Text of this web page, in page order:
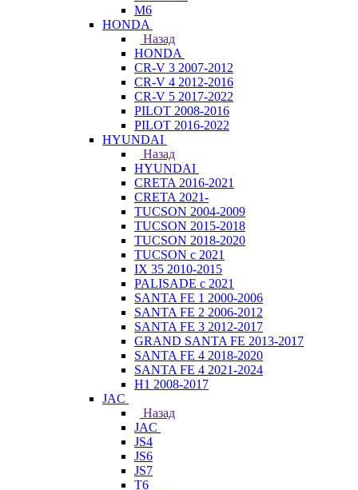
M6
HONDA
Назад
HONDA
CR-V 3 2007-2012
CR-V 4 2012-2016
CR-V 5 2017-2022
PILOT 2008-2016
PILOT 2016-2022
HYUNDAI
Назад
HYUNDAI
CRETA 2016-2021
CRETA 2021-
TUCSON 2004-2009
TUCSON 2015-2018
TUCSON 2018-2020
TUCSON с 2021
IX 35 2010-2015
PALISADE с 2021
SANTA FE 1 2000-2006
SANTA FE 2 2006-2012
SANTA FE 3 2012-2017
GRAND SANTA FE 2013-2017
SANTA FE 4 2018-2020
SANTA FE 4 2021-2024
H1 2008-2017
JAC
Назад
JAC
JS4
JS6
JS7
T6